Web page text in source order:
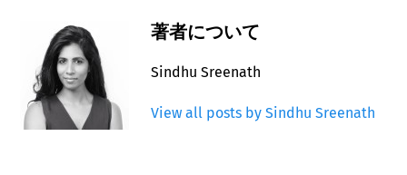
著者について
Sindhu Sreenath
View all posts by Sindhu Sreenath